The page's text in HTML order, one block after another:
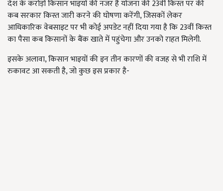
देश के करोड़ों किसान भाइयों की नजर है योजना की 23वीं किस्त पर की
कब सरकार किस्त जारी करने की घोषणा करेंगी, जिसकों लेकर
आधिकारिक वेबसाइट पर भी कोई अपडेट नहीं दिया गया है कि 23वीं किस्त
का पैसा कब किसानों के बैंक खाते में पहुंचेगा और उनको राहत मिलेगी.
इसके अलावा, किसान भाइयों की इन तीन कारणों की वजह से भी राशि में
रुकावट आ सकती है, जो कुछ इस प्रकार है-